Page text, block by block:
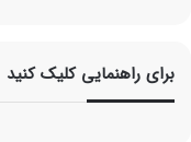
برای راهنمایی کلیک کنید